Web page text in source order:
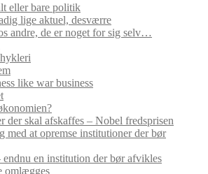
eller bare politik
lige aktuel, desværre
andre, de er noget for sig selv…
like war business
der skal afskaffes – Nobel fredsprisen
med at opremse institutioner der bør
endnu en institution der bør afvikles
omlægges